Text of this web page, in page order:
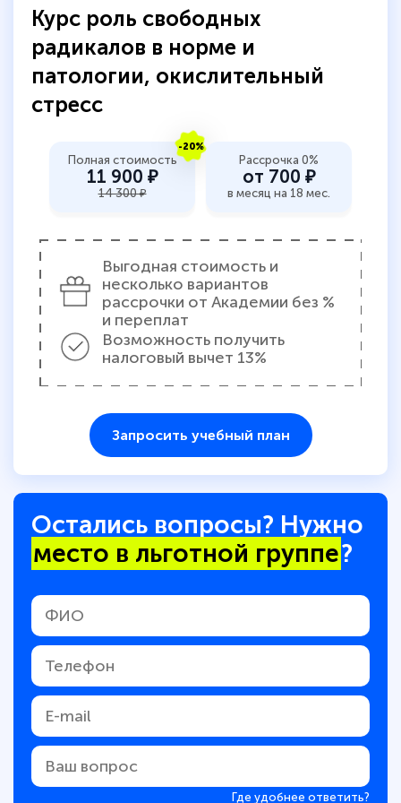
двух…
Светлана К
Знаток города 7 уровня
10 марта 2026
Оставила заявку на обучение онлайн, мне
Обучение понравилось: огромное
количество тематической литературы,
пособий и учебников доступно на время
прохождения курса, удобная система
аттестации, проблем не возникло ни на
каком этапе…
Курс роль свободных
радикалов в норме и
патологии, окислительный
стресс
-20%
Полная стоимость
11 900 ₽
14 300 ₽
Рассрочка 0%
от 700 ₽
в месяц на 18 мес.
Выгодная стоимость и
несколько вариантов
рассрочки от Академии без %
и переплат
Возможность получить
налоговый вычет 13%
Запросить учебный план
Остались вопросы? Нужно
место в льготной группе?
Где удобнее ответить?